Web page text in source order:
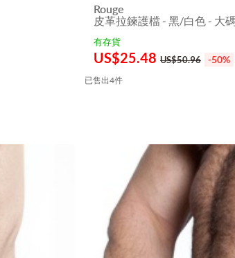
Rouge
皮革拉鍊護檔 - 黑/白色 - 大
有存貨
US$25.48 US$50.96 -50%
已售出4件